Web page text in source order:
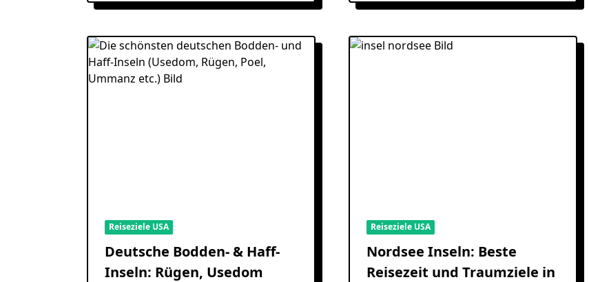
Reiseziele USA
Deutsche Bodden- & Haff-
Inseln: Rügen, Usedom
Reiseziele USA
Nordsee Inseln: Beste
Reisezeit und Traumziele in